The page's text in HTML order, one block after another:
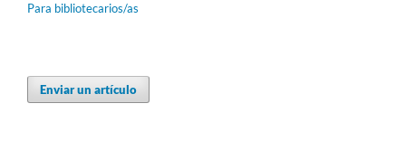
Para bibliotecarios/as
Enviar un artículo